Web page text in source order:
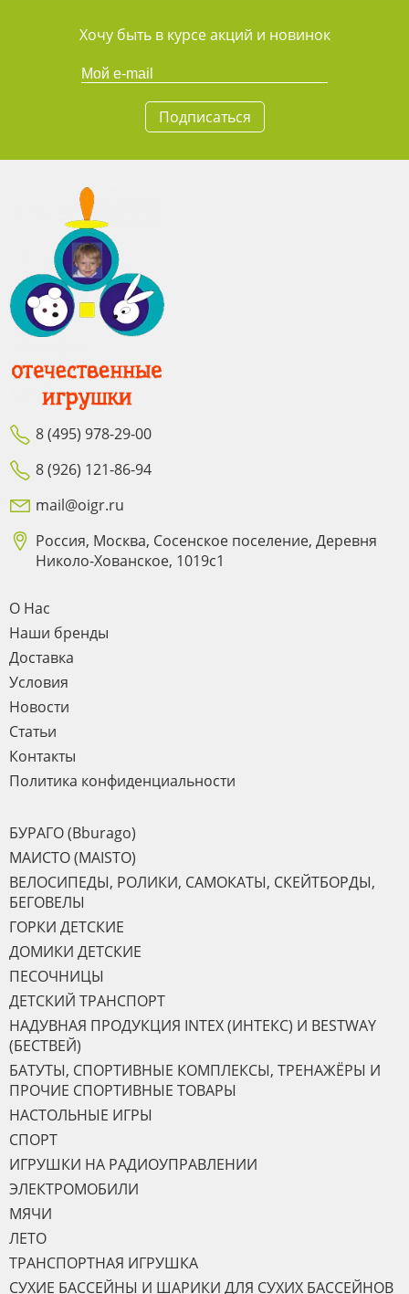
Хочу быть в курсе акций и новинок
Подписаться
8 (495) 978-29-00
8 (926) 121-86-94
mail@oigr.ru
Россия, Москва, Сосенское поселение, Деревня
Николо-Хованское, 1019с1
О Нас
Наши бренды
Доставка
Условия
Новости
Статьи
Контакты
Политика конфиденциальности
БУРАГО (Bburago)
МАИСТО (MAISTO)
ВЕЛОСИПЕДЫ, РОЛИКИ, САМОКАТЫ, СКЕЙТБОРДЫ,
БЕГОВЕЛЫ
ГОРКИ ДЕТСКИЕ
ДОМИКИ ДЕТСКИЕ
ПЕСОЧНИЦЫ
ДЕТСКИЙ ТРАНСПОРТ
НАДУВНАЯ ПРОДУКЦИЯ INTEX (ИНТЕКС) И BESTWAY
(БЕСТВЕЙ)
БАТУТЫ, СПОРТИВНЫЕ КОМПЛЕКСЫ, ТРЕНАЖЁРЫ И
ПРОЧИЕ СПОРТИВНЫЕ ТОВАРЫ
НАСТОЛЬНЫЕ ИГРЫ
СПОРТ
ИГРУШКИ НА РАДИОУПРАВЛЕНИИ
ЭЛЕКТРОМОБИЛИ
МЯЧИ
ЛЕТО
ТРАНСПОРТНАЯ ИГРУШКА
СУХИЕ БАССЕЙНЫ И ШАРИКИ ДЛЯ СУХИХ БАССЕЙНОВ